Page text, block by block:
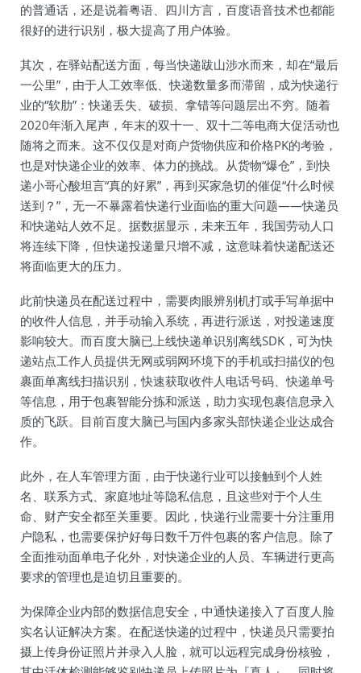
的普通话，还是说着粤语、四川方言，百度语音技术也都能
很好的进行识别，极大提高了用户体验。
其次，在驿站配送方面，每当快递跋山涉水而来，却在“最后
一公里”，由于人工效率低、快递数量多而滞留，成为快递行
业的“软肋”：快递丢失、破损、拿错等问题层出不穷。随着
2020年渐入尾声，年末的双十一、双十二等电商大促活动也
随将之而来。这不仅仅是对商户货物供应和价格PK的考验，
也是对快递企业的效率、体力的挑战。从货物“爆仓”，到快
递小哥心酸坦言“真的好累”，再到买家急切的催促“什么时候
送到？”，无一不暴露着快递行业面临的重大问题——快递员
和快递站人效不足。据数据显示，未来五年，我国劳动人口
将连续下降，但快递投递量只增不减，这意味着快递配送还
将面临更大的压力。
此前快递员在配送过程中，需要肉眼辨别机打或手写单据中
的收件人信息，并手动输入系统，再进行派送，对投递速度
影响较大。而百度大脑已上线快递单识别离线SDK，可为快
递站点工作人员提供无网或弱网环境下的手机或扫描仪的包
裹面单离线扫描识别，快速获取收件人电话号码、快递单号
等信息，用于包裹智能分拣和派送，助力实现包裹信息录入
质的飞跃。目前百度大脑已与国内多家头部快递企业达成合
作。
此外，在人车管理方面，由于快递行业可以接触到个人姓
名、联系方式、家庭地址等隐私信息，且这些对于个人生
命、财产安全都至关重要。因此，快递行业需要十分注重用
户隐私，也需要保护好每日数千万件包裹的客户信息。除了
全面推动面单电子化外，对快递企业的人员、车辆进行更高
要求的管理也是迫切且重要的。
为保障企业内部的数据信息安全，中通快递接入了百度人脸
实名认证解决方案。在配送快递的过程中，快递员只需要拍
摄上传身份证照片并录入人脸，就可以远程完成身份核验，